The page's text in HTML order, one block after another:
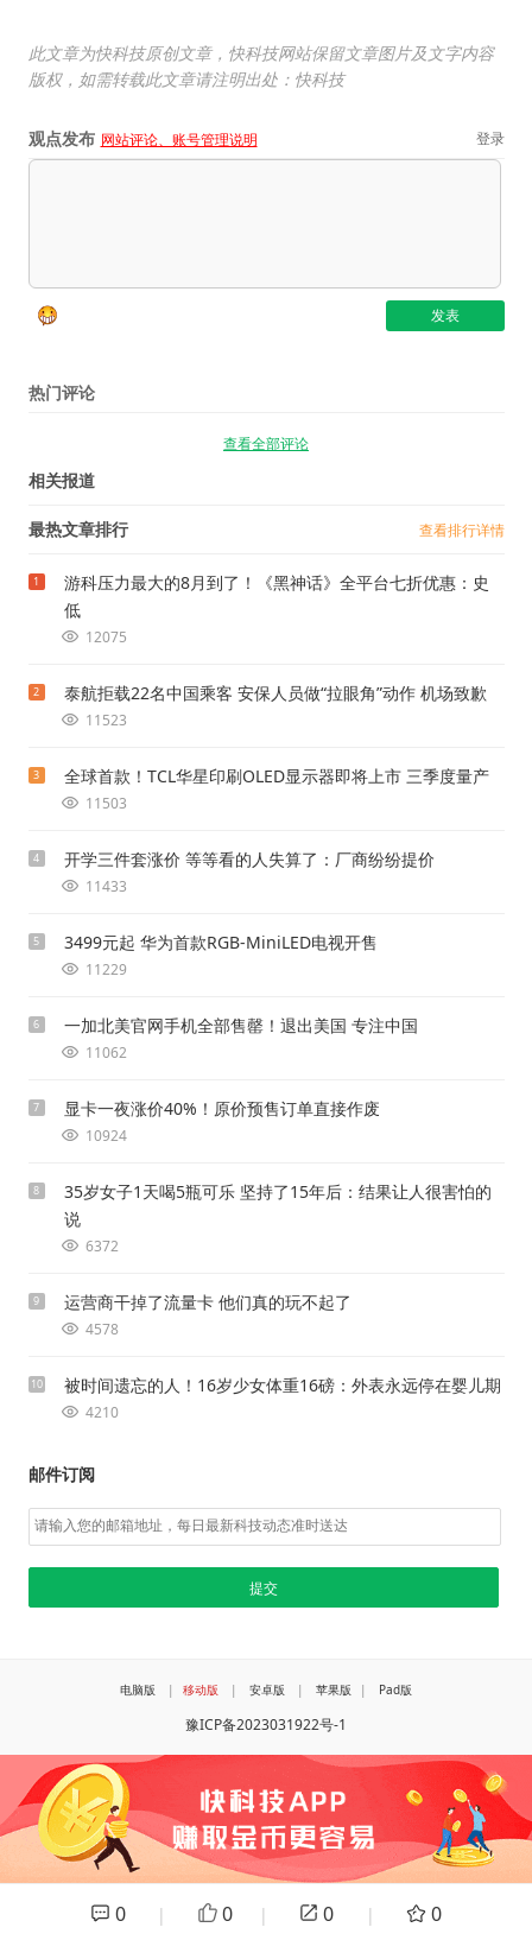
此文章为快科技原创文章，快科技网站保留文章图片及文字内容
版权，如需转载此文章请注明出处：快科技
观点发布 网站评论、账号管理说明 登录
热门评论
查看全部评论
相关报道
最热文章排行 查看排行详情
1
游科压力最大的8月到了！《黑神话》全平台七折优惠：史
低
12075
2 泰航拒载22名中国乘客 安保人员做“拉眼角”动作 机场致歉
11523
3 全球首款！TCL华星印刷OLED显示器即将上市 三季度量产
11503
4 开学三件套涨价 等等看的人失算了：厂商纷纷提价
11433
5 3499元起 华为首款RGB-MiniLED电视开售
11229
6 一加北美官网手机全部售罄！退出美国 专注中国
11062
7 显卡一夜涨价40%！原价预售订单直接作废
10924
8
35岁女子1天喝5瓶可乐 坚持了15年后：结果让人很害怕的
说
6372
9 运营商干掉了流量卡 他们真的玩不起了
4578
10 被时间遗忘的人！16岁少女体重16磅：外表永远停在婴儿期
4210
邮件订阅
0 | 0 | 0 | 0
电脑版 | 移动版 | 安卓版 | 苹果版 | Pad版
豫ICP备2023031922号-1